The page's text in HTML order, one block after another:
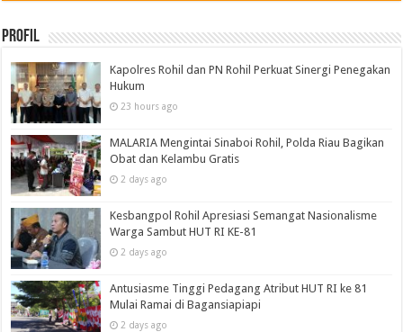
Profil
Kapolres Rohil dan PN Rohil Perkuat Sinergi Penegakan
Hukum
23 hours ago
MALARIA Mengintai Sinaboi Rohil, Polda Riau Bagikan
Obat dan Kelambu Gratis
2 days ago
Kesbangpol Rohil Apresiasi Semangat Nasionalisme
Warga Sambut HUT RI KE-81
2 days ago
Antusiasme Tinggi Pedagang Atribut HUT RI ke 81
Mulai Ramai di Bagansiapiapi
2 days ago